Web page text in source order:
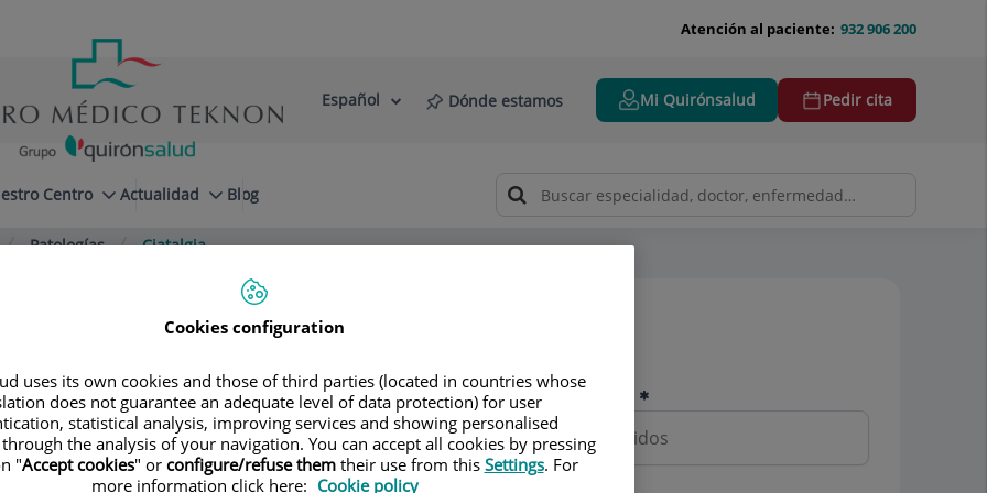
932 906 200
Atención al paciente:
Selector
Idioma
Español Dónde estamos Mi Quirónsalud Pedir cita
Centro Actualidad Blog
Patologías Ciatalgia
Domínguez Nombre y apellidos
Cookies configuration
uses its own cookies and those of third parties (located in countries whose
does not guarantee an adequate level of data protection) for user
statistical analysis, improving services and showing personalised
the analysis of your navigation. You can accept all cookies by pressing
"Accept cookies" or configure/refuse themtheir use from this Settings. For
more information click here: Cookie policy